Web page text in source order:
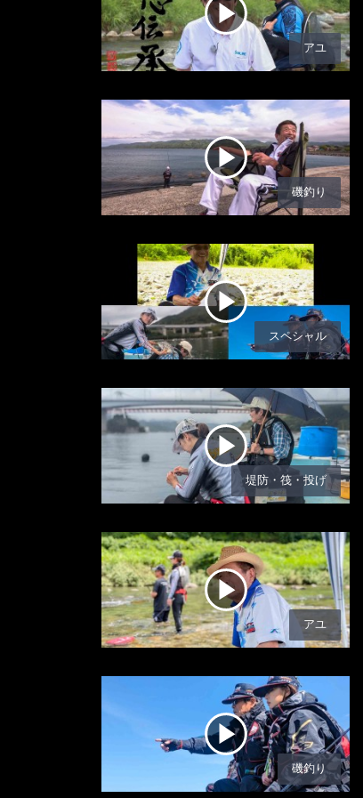
アユ
磯釣り
スペシャル
堤防・筏・投げ
アユ
磯釣り